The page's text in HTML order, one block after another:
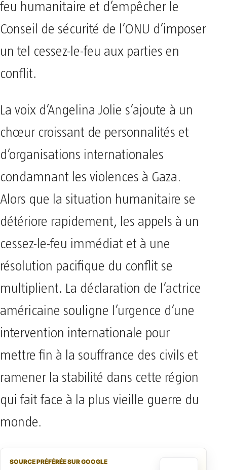
feu humanitaire et d’empêcher le
Conseil de sécurité de l’ONU d’imposer
un tel cessez-le-feu aux parties en
conflit.
La voix d’Angelina Jolie s’ajoute à un
chœur croissant de personnalités et
d’organisations internationales
condamnant les violences à Gaza.
Alors que la situation humanitaire se
détériore rapidement, les appels à un
cessez-le-feu immédiat et à une
résolution pacifique du conflit se
multiplient. La déclaration de l’actrice
américaine souligne l’urgence d’une
intervention internationale pour
mettre fin à la souffrance des civils et
ramener la stabilité dans cette région
qui fait face à la plus vieille guerre du
monde.
SOURCE PRÉFÉRÉE SUR GOOGLE